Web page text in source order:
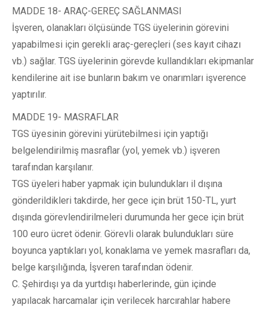
MADDE 18- ARAÇ-GEREÇ SAĞLANMASI
İşveren, olanakları ölçüsünde TGS üyelerinin görevini
yapabilmesi için gerekli araç-gereçleri (ses kayıt cihazı
vb.) sağlar. TGS üyelerinin görevde kullandıkları ekipmanlar
kendilerine ait ise bunların bakım ve onarımları işverence
yaptırılır.
MADDE 19- MASRAFLAR
TGS üyesinin görevini yürütebilmesi için yaptığı
belgelendirilmiş masraflar (yol, yemek vb.) işveren
tarafından karşılanır.
TGS üyeleri haber yapmak için bulundukları il dışına
gönderildikleri takdirde, her gece için brüt 150-TL, yurt
dışında görevlendirilmeleri durumunda her gece için brüt
100 euro ücret ödenir. Görevli olarak bulundukları süre
boyunca yaptıkları yol, konaklama ve yemek masrafları da,
belge karşılığında, İşveren tarafından ödenir.
C. Şehirdışı ya da yurtdışı haberlerinde, gün içinde
yapılacak harcamalar için verilecek harcırahlar habere